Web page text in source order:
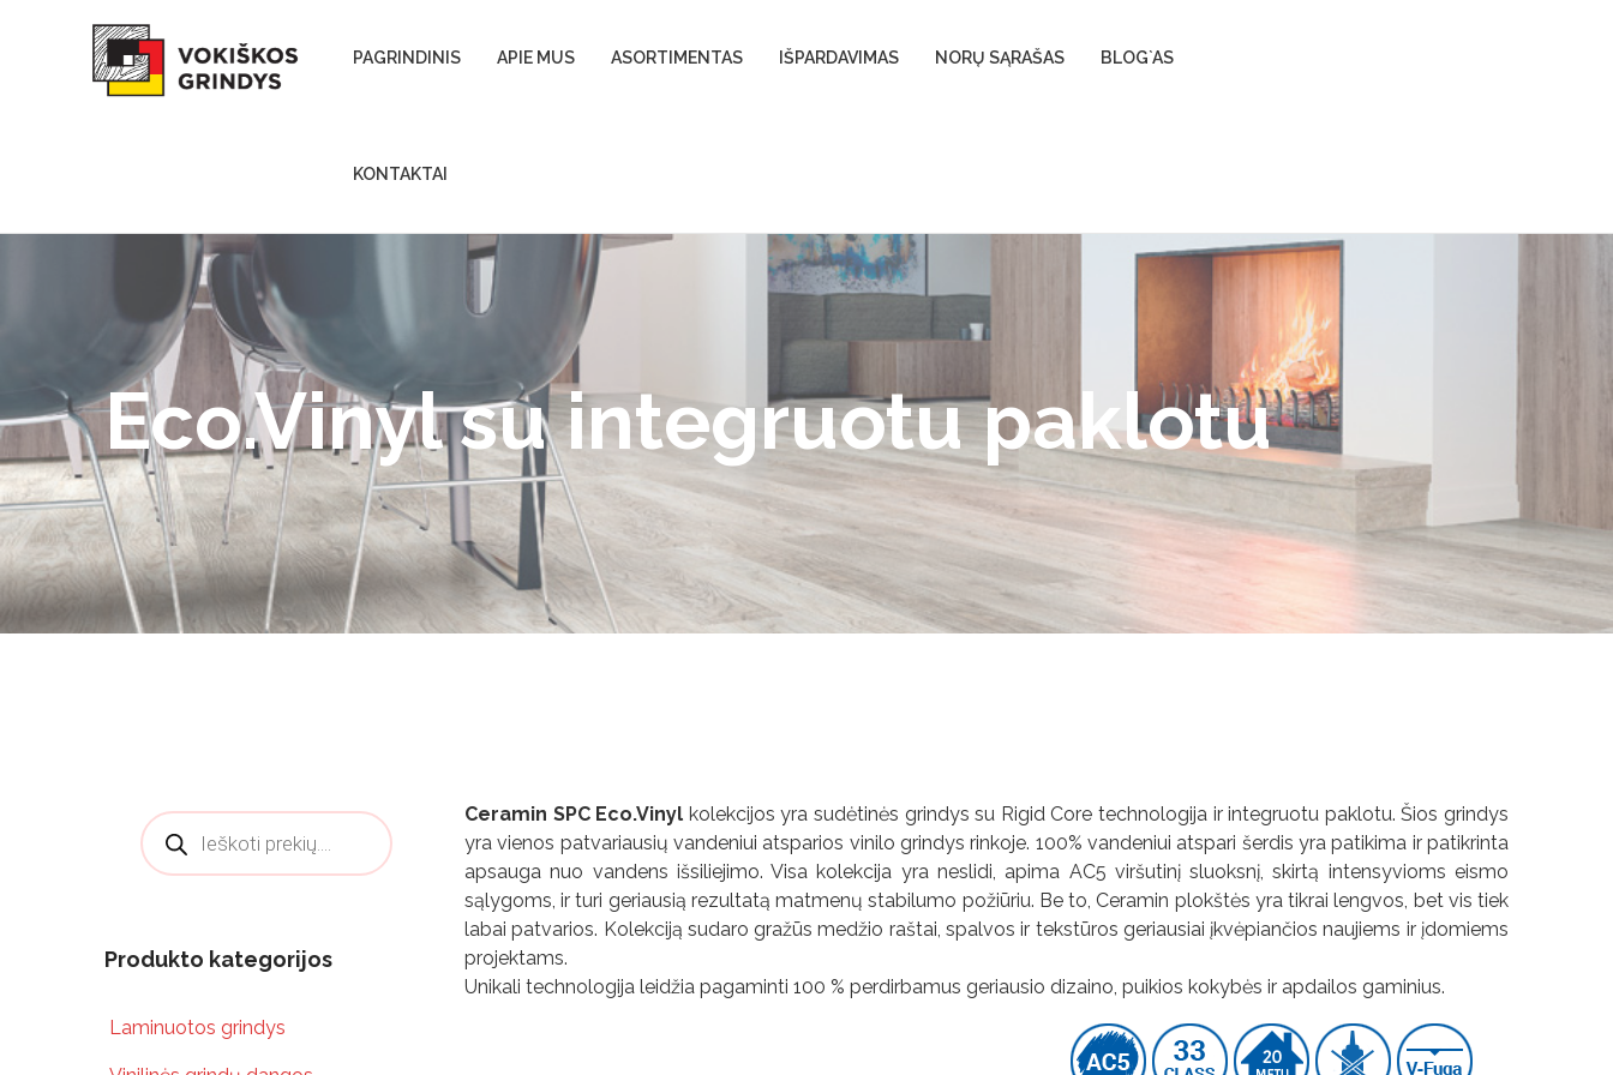
PAGRINDINIS APIE MUS ASORTIMENTAS IŠPARDAVIMAS NORŲ SĄRAŠAS BLOG`AS
KONTAKTAI
Eco.Vinyl su integruotu paklotu
Ceramin SPC Eco.Vinyl kolekcijos yra sudėtinės grindys su Rigid Core technologija ir integruotu paklotu. Šios grindys
yra vienos patvariausių vandeniui atsparios vinilo grindys rinkoje. 100% vandeniui atspari šerdis yra patikima ir patikrinta
apsauga nuo vandens išsiliejimo. Visa kolekcija yra neslidi, apima AC5 viršutinį sluoksnį, skirtą intensyvioms eismo
sąlygoms, ir turi geriausią rezultatą matmenų stabilumo požiūriu. Be to, Ceramin plokštės yra tikrai lengvos, bet vis tiek
labai patvarios. Kolekciją sudaro gražūs medžio raštai, spalvos ir tekstūros geriausiai įkvėpiančios naujiems ir įdomiems
projektams.
Unikali technologija leidžia pagaminti 100 % perdirbamus geriausio dizaino, puikios kokybės ir apdailos gaminius.
Products search
Produkto kategorijos
Laminuotos grindys